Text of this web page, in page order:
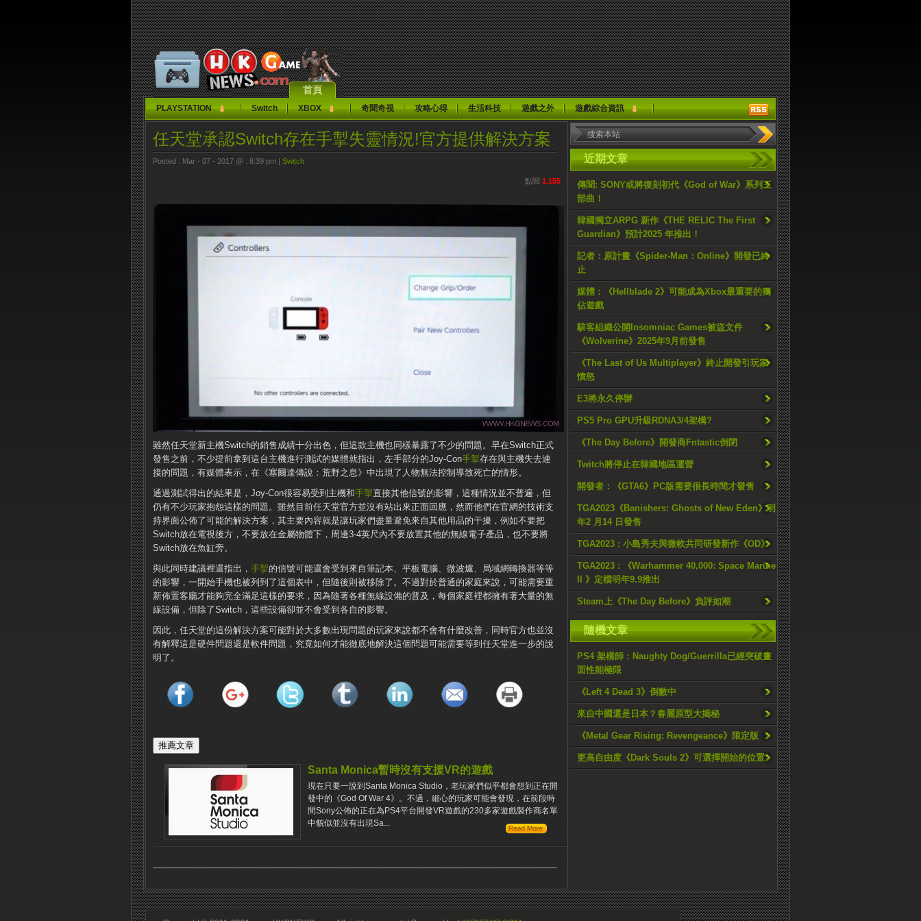
首頁
PLAYSTATION Switch XBOX 奇聞奇視 攻略心得 生活科技 遊戲之外 遊戲綜合資訊
近期文章
傳聞: SONY或將復刻初代《God of War》系列三
部曲！
韓國獨立ARPG 新作《THE RELIC The First
Guardian》預計2025 年推出！
記者：原計畫《Spider-Man：Online》開發已終
止
媒體：《Hellblade 2》可能成為Xbox最重要的獨
佔遊戲
駭客組織公開Insomniac Games被盜文件
《Wolverine》2025年9月前發售
《The Last of Us Multiplayer》終止開發引玩家
憤怒
E3將永久停辦
PS5 Pro GPU升級RDNA3/4架構?
《The Day Before》開發商Fntastic倒閉
Twitch將停止在韓國地區運營
開發者：《GTA6》PC版需要很長時間才發售
TGA2023《Banishers: Ghosts of New Eden》明
年2 月14 日發售
TGA2023 : 小島秀夫與微軟共同研發新作《OD》
TGA2023 : 《Warhammer 40,000: Space Marine
II 》定檔明年9.9推出
Steam上《The Day Before》負評如潮
隨機文章
PS4 架構師：Naughty Dog/Guerrilla已經突破畫
面性能極限
《Left 4 Dead 3》倒數中
來自中國還是日本？春麗原型大揭秘
《Metal Gear Rising: Revengeance》限定版
更高自由度《Dark Souls 2》可選擇開始的位置
任天堂承認Switch存在手掣失靈情況!官方提供解決方案
Posted : Mar - 07 - 2017 @ : 8:39 pm | Switch
點閱 1,155
雖然任天堂新主機Switch的銷售成績十分出色，但這款主機也同樣暴露了不少的問題。早在Switch正式
發售之前，不少提前拿到這台主機進行測試的媒體就指出，左手部分的Joy-Con手掣存在與主機失去連
接的問題，有媒體表示，在《塞爾達傳說：荒野之息》中出現了人物無法控制導致死亡的情形。
通過測試得出的結果是，Joy-Con很容易受到主機和手掣直接其他信號的影響，​​這種情況並不普遍，但
仍有不少玩家抱怨這樣的問題。雖然目前任天堂官方並沒有站出來正面回應，然而他們在官網的技術支
持界面公佈了可能的解決方案，其主要內容就是讓玩家們盡量避免來自其他用品的干擾，例如不要把
Switch放在電視後方，不要放在金屬物體下，周邊3-4英尺內不要放置其他的無線電子產品，也不要將
Switch放在魚缸旁。
與此同時建議裡還指出， 手掣的信號可能還會受到來自筆記本、平板電腦、微波爐、局域網轉換器等等
的影響，一開始手機也被列到了這個表中，但隨後則被移除了。不過對於普通的家庭來說，可能需要重
新佈置客廳才能夠完全滿足這樣的要求，因為隨著各種無線設備的普及，每個家庭裡都擁有著大量的無
線設備，但除了Switch，這些設備卻並不會受到各自的影響。
因此，任天堂的這份解決方案可能對於大多數出現問題的玩家來說都不會有什麼改善，同時官方也並沒
有解釋這是硬件問題還是軟件問題，究竟如何才能徹底地解決這個問題可能需要等到任天堂進一步的說
明了。
Santa Monica暫時沒有支援VR的遊戲
現在只要一說到Santa Monica Studio，老玩家們似乎都會想到正在開
發中的《God Of War 4》。不過，細心的玩家可能會發現，在前段時
間Sony公佈的正在為PS4平台開發VR遊戲的230多家遊戲製作商名單
中貌似並沒有出現Sa...